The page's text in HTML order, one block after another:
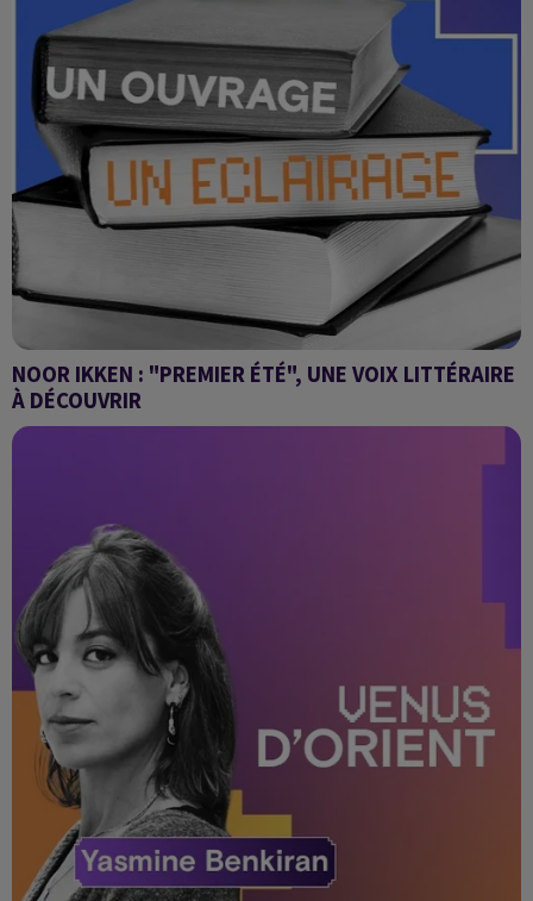
NOOR IKKEN : "PREMIER ÉTÉ", UNE VOIX LITTÉRAIRE
À DÉCOUVRIR
UN OUVRAGE, UN ECLAIRAGE